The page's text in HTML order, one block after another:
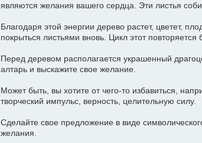
являются желания вашего сердца. Эти листья
Благодаря этой энергии дерево растет, цветет,
покрыться листьями вновь. Цикл этот повторяется
Перед деревом располагается украшенный
алтарь и выскажите свое желание.
Может быть, вы хотите от чего-то избавиться,
творческий импульс, верность, целительную силу.
Сделайте свое предложение в виде
желания.